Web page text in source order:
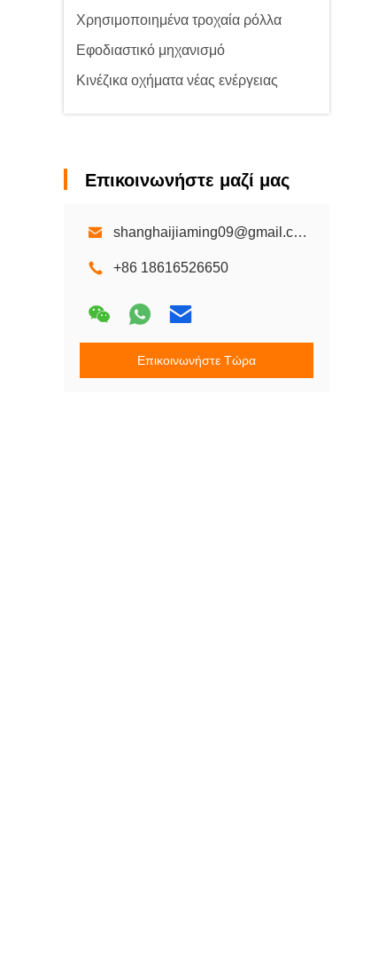
Χρησιμοποιημένα τροχαία ρόλλα
Εφοδιαστικό μηχανισμό
Κινέζικα οχήματα νέας ενέργειας
Επικοινωνήστε μαζί μας
shanghaijiaming09@gmail.com
+86 18616526650
Επικοινωνήστε Τώρα